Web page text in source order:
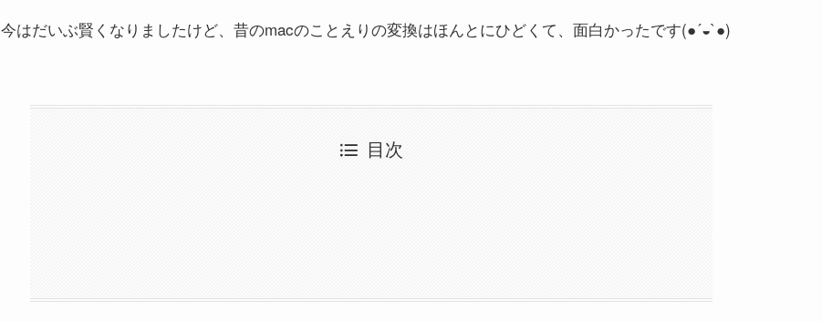
今はだいぶ賢くなりましたけど、昔のmacのことえりの変換はほんとにひどくて、面白かったです(●´◒`●)
目次